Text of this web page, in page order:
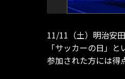
11/11（土）明治安
「サッカーの日」
参加された方には得